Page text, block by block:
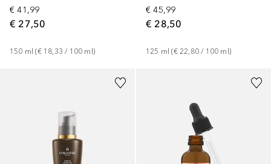
€ 41,99
€ 27,50
150 ml (€ 18,33 / 100 ml)
€ 45,99
€ 28,50
125 ml (€ 22,80 / 100 ml )